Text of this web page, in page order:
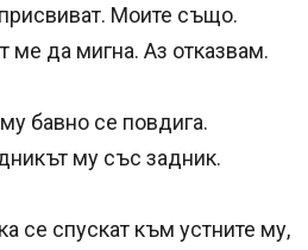
Моите също.
ме да мигна. Аз отказвам.
бавно се повдига.
му със задник.
се спускат към устните му,